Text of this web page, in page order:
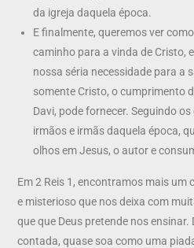
da igreja daquela época.
E finalmente, queremos ver
caminho para a vinda de Cristo,
nossa séria necessidade para a
somente Cristo, o cumprimento
Davi, pode fornecer. Seguindo
irmãos e irmãs daquela época,
olhos em Jesus, o autor e
Em 2 Reis 1, encontramos mais um
e misterioso que nos deixa com
que que Deus pretende nos
contada, quase soa como uma